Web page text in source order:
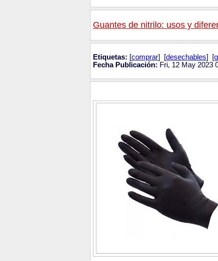
Guantes de nitrilo: usos y
Etiquetas: [comprar] [desechables] [
Fecha Publicación: Fri, 12 May 2023